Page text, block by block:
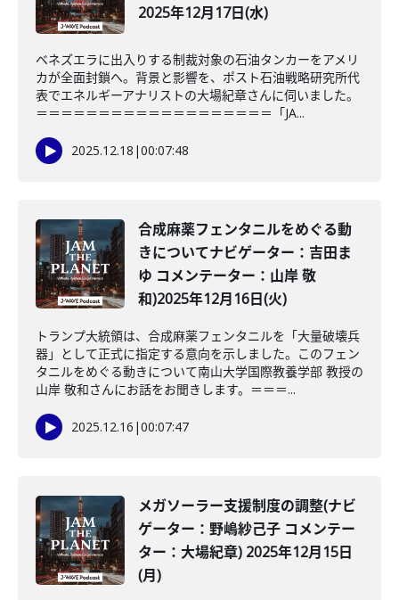
2025年12月17日(水)
ベネズエラに出入りする制裁対象の石油タンカーをアメリ
カが全面封鎖へ。背景と影響を、ポスト石油戦略研究所代
表でエネルギーアナリストの大場紀章さんに伺いました。
＝＝＝＝＝＝＝＝＝＝＝＝＝＝＝＝＝＝＝「JA...
2025.12.18 |00:07:48
合成麻薬フェンタニルをめぐる動
きについてナビゲーター：吉田ま
ゆ コメンテーター：山岸 敬
和)2025年12月16日(火)
トランプ大統領は、合成麻薬フェンタニルを「大量破壊兵
器」として正式に指定する意向を示しました。このフェン
タニルをめぐる動きについて南山大学国際教養学部 教授の
山岸 敬和さんにお話をお聞きします。＝＝＝...
2025.12.16 |00:07:47
メガソーラー支援制度の調整(ナビ
ゲーター：野嶋紗己子 コメンテー
ター：大場紀章) 2025年12月15日
(月)